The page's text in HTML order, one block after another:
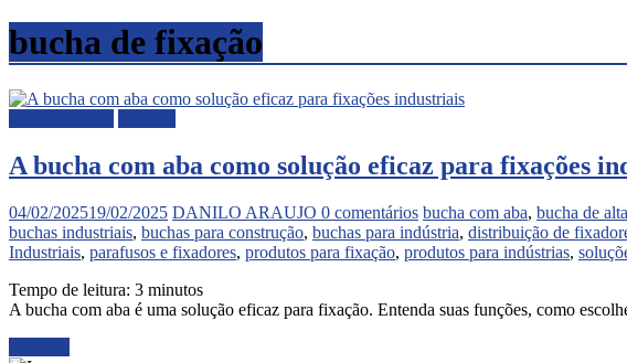
bucha de fixação
A bucha com aba como solução eficaz para fixações
04/02/202519/02/2025 DANILO ARAUJO 0 comentários bucha com aba, bucha de
buchas industriais, buchas para construção, buchas para indústria, distribuição de
Industriais, parafusos e fixadores, produtos para fixação, produtos para indústrias,
Tempo de leitura: 3 minutos
A bucha com aba é uma solução eficaz para fixação. Entenda suas funções, como